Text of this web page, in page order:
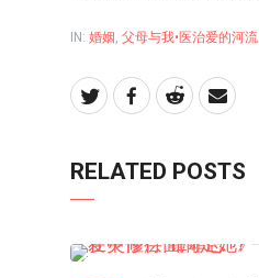
IN: 婚姻, 父母与我•医治爱的河流
RELATED POSTS